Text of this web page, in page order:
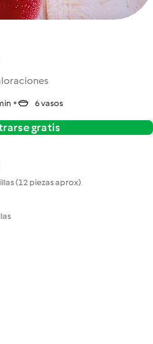
6 vasos
gratis
(12 piezas aprox)